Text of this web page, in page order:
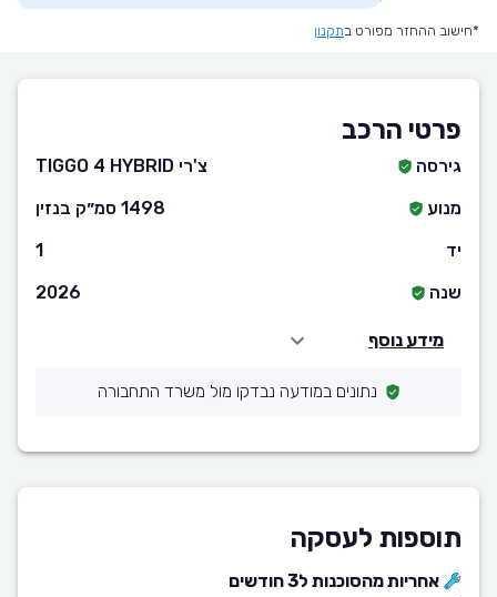
*חישוב ההחזר מפורט בתקנון
פרטי הרכב
גירסה
צ'רי TIGGO 4 HYBRID
מנוע
1498 סמ״ק בנזין
יד
1
שנה
2026
מידע נוסף
נתונים במודעה נבדקו מול משרד התחבורה
תוספות לעסקה
אחריות מהסוכנות ל3 חודשים